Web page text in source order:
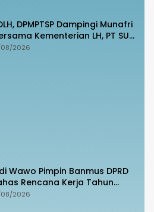
DPMPTSP Dampingi Munafri
Kementerian LH, PT SUS
2026
Wawo Pimpin Banmus DPRD
Rencana Kerja Tahun
2026